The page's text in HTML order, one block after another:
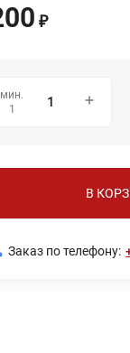
₽
мин.
1
В
Заказ по телефону: